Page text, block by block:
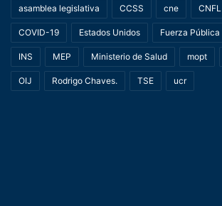
asamblea legislativa CCSS cne CNFL
COVID-19 Estados Unidos Fuerza Pública
INS MEP Ministerio de Salud mopt
OIJ Rodrigo Chaves. TSE ucr